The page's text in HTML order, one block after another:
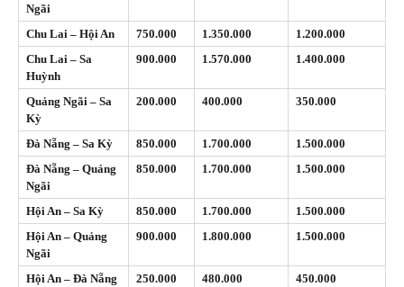
Ngãi
Chu Lai – Hội An 750.000 1.350.000
1.200.000
Chu Lai – Sa
Huỳnh
900.000 1.570.000 1.400.000
Quảng Ngãi – Sa
Kỳ
200.000 400.000 350.000
Đà Nẵng – Sa Kỳ 850.000 1.700.000
1.500.000
Đà Nẵng – Quảng
Ngãi
850.000 1.700.000 1.500.000
Hội An – Sa Kỳ 850.000 1.700.000
1.500.000
Hội An – Quảng
Ngãi
900.000 1.800.000 1.500.000
Hội An – Đà Nẵng 250.000 480.000
450.000